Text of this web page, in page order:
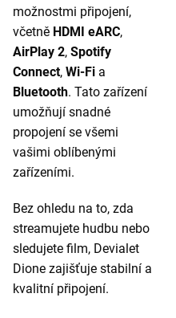
možnostmi připojení,
včetně HDMI eARC,
AirPlay 2, Spotify
Connect, Wi-Fi a
Bluetooth. Tato zařízení
umožňují snadné
propojení se všemi
vašimi oblíbenými
zařízeními.
Bez ohledu na to, zda
streamujete hudbu nebo
sledujete film, Devialet
Dione zajišťuje stabilní a
kvalitní připojení.